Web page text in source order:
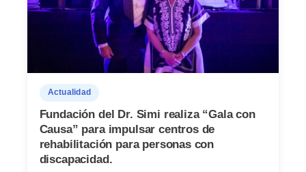
Actualidad
Fundación del Dr. Simi realiza “Gala con
Causa” para impulsar centros de
rehabilitación para personas con
discapacidad.